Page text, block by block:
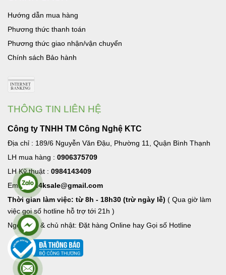
Hướng dẫn mua hàng
Phương thức thanh toán
Phương thức giao nhận/vận chuyển
Chính sách Bảo hành
THÔNG TIN LIÊN HỆ
Công ty TNHH TM Công Nghệ KTC
Địa chỉ : 189/6 Nguyễn Văn Đậu, Phường 11, Quận Bình Thạnh
LH mua hàng : 0906375709
LH Kỹ thuật : 0984143409
Email:hd4ksale@gmail.com
Thời gian làm việc: từ 8h - 18h30 (trừ ngày lễ) ( Qua giờ làm
việc goi số hotline hỗ trợ tới 21h )
Ngoài giờ & chủ nhật: Đặt hàng Online hay Gọi số Hotline